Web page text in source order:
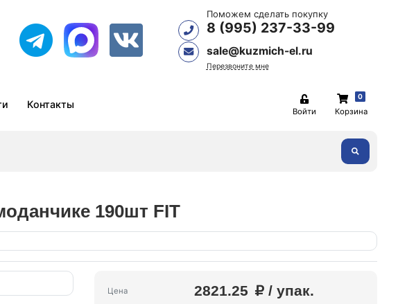
Поможем сделать покупку
8 (995) 237-33-99
sale@kuzmich-el.ru
Перезвоните мне
Контакты
Войти
0
Корзина
190шт FIT
Цена 2821.25 / упак.